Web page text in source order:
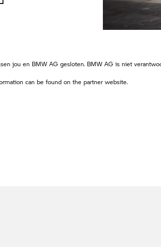
jou en BMW AG gesloten. BMW AG is niet
can be found on the partner website.